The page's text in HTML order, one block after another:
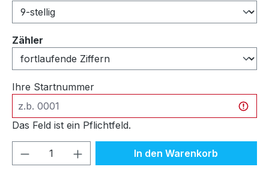
Zähler
Ihre Startnummer
Das Feld ist ein Pflichtfeld.
Produkt Anzahl: Gib denIn den Warenkorb